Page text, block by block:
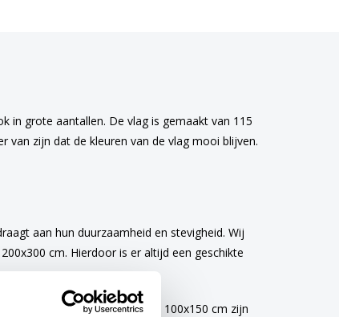
in grote aantallen. De vlag is gemaakt van 115
van zijn dat de kleuren van de vlag mooi blijven.
aan hun duurzaamheid en stevigheid. Wij
cm. Hierdoor is er altijd een geschikte
van 40x60 cm, 70x100 cm en 100x150 cm zijn